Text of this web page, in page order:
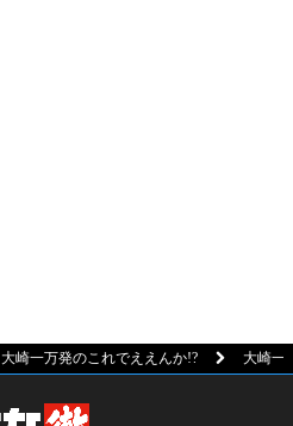
大崎一万発のこれでええんか!? 大崎一